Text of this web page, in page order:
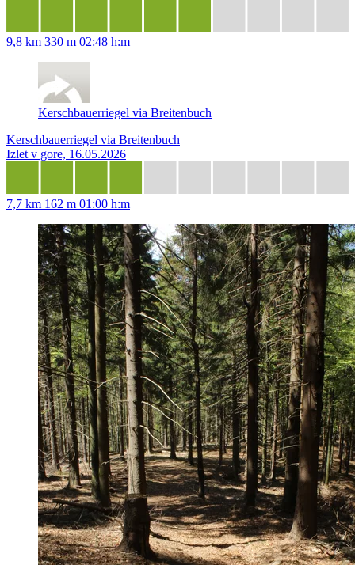
9,8 km 330 m 02:48 h:m
Kerschbauerriegel via Breitenbuch
Kerschbauerriegel via Breitenbuch
Izlet v gore, 16.05.2026
7,7 km 162 m 01:00 h:m